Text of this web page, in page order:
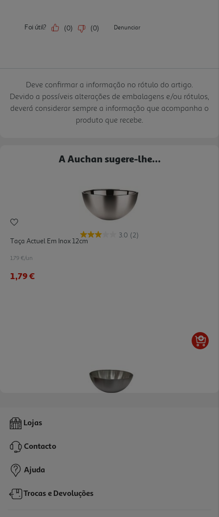
Deve confirmar a informação no rótulo do artigo.
Devido a possíveis alterações de embalagens e/ou rótulos,
deverá considerar sempre a informação que acompanha o
produto que recebe.
A Auchan sugere-lhe...
3.0 (2)
Taça Actuel Em Inox 12cm
1.79 €/un
1,79 €
Taça Inox Actuel 24cm
3,49 €
Lojas
Contacto
Ajuda
Trocas e Devoluções